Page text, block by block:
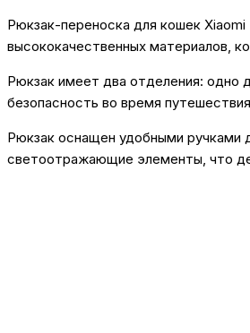
Рюкзак-переноска для кошек
высококачественных материалов,
Рюкзак имеет два отделения: одно
безопасность во время
Рюкзак оснащен удобными ручками
светоотражающие элементы, что